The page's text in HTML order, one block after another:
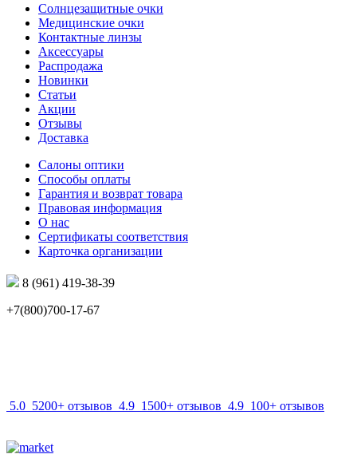
Солнцезащитные очки
Медицинские очки
Контактные линзы
Аксессуары
Распродажа
Новинки
Статьи
Акции
Отзывы
Доставка
Салоны оптики
Способы оплаты
Гарантия и возврат товара
Правовая информация
О нас
Сертификаты соответствия
Карточка организации
8 (961) 419-38-39
+7(800)700-17-67
5.0 5200+ отзывов 4.9 1500+ отзывов 4.9 100+ отзывов